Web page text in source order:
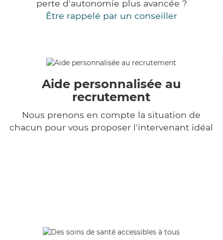
perte d'autonomie plus avancée ?
Être rappelé par un conseiller
Aide personnalisée au
recrutement
Nous prenons en compte la situation de
chacun pour vous proposer l'intervenant idéal